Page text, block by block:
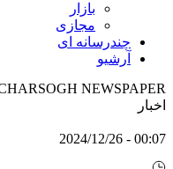
بازار
مجازی
چندرسانه ای
آرشیو
NEWSPAPER
اخبار
00:07 - 2024/12/26